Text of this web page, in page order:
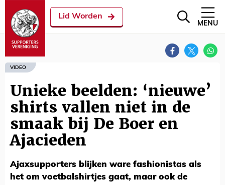
Lid Worden
MENU
VIDEO
Unieke beelden: ‘nieuwe’
shirts vallen niet in de
smaak bij De Boer en
Ajacieden
Ajaxsupporters blijken ware fashionistas als
het om voetbalshirtjes gaat, maar ook de